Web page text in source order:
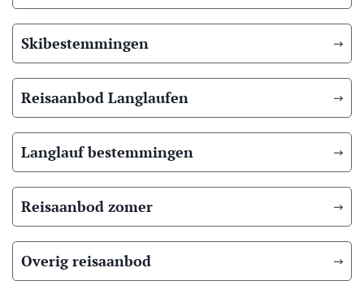
Skibestemmingen
Reisaanbod Langlaufen
Langlauf bestemmingen
Reisaanbod zomer
Overig reisaanbod